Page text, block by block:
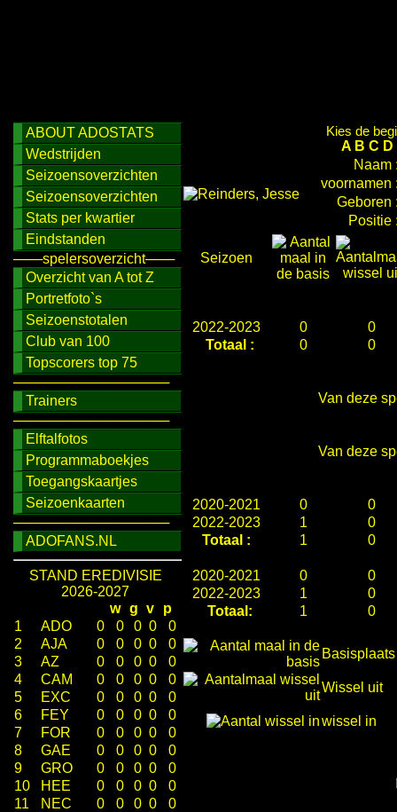
ABOUT ADOSTATS
Wedstrijden
Seizoensoverzichten
Seizoensoverzichten
Stats per kwartier
Eindstanden
───spelersoverzicht───
Overzicht van A tot Z
Portretfoto`s
Seizoenstotalen
Club van 100
Topscorers top 75
────────────────
Trainers
────────────────
Elftalfotos
Programmaboekjes
Toegangskaartjes
Seizoenkaarten
────────────────
ADOFANS.NL
STAND EREDIVISIE
2026-2027
w g v
p
1
ADO 0 0 0 0
0
2
AJA 0 0 0 0
0
3
AZ 0 0 0 0
0
4
CAM 0 0 0 0
0
5
EXC 0 0 0 0
0
6
FEY 0 0 0 0
0
7
FOR 0 0 0 0
0
8
GAE 0 0 0 0
0
9
GRO 0 0 0 0
0
10
HEE 0 0 0 0
0
11
NEC 0 0 0 0
0
Kies de
A B C D
Naam
voornamen
Geboren
Positie
Seizoen
2022-2023 0
0
Totaal :
0 0
Van deze
Van deze
2020-2021 0
0
2022-2023
1
0
Totaal :
1 0
2020-2021 0
0
2022-2023
1
0
Totaal:
1 0
Basisplaats
Wissel uit
wissel in